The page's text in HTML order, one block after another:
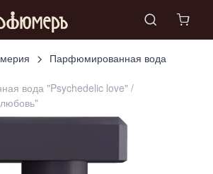
Парфюмированная вода
вода "Psychedelic love" /